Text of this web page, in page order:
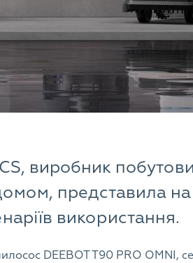
виробник
представила на
використання.
DEEBOT T90 PRO OMNI,